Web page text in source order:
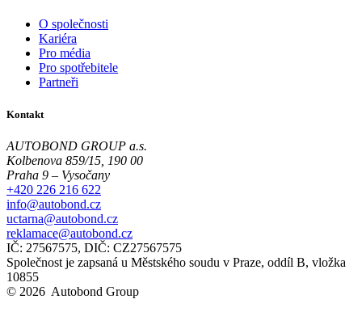
O společnosti
Kariéra
Pro média
Pro spotřebitele
Partneři
Kontakt
AUTOBOND GROUP a.s.
Kolbenova 859/15, 190 00
Praha 9 – Vysočany
+420 226 216 622
info@autobond.cz
uctarna@autobond.cz
reklamace@autobond.cz
IČ: 27567575, DIČ: CZ27567575
Společnost je zapsaná u Městského soudu v Praze, oddíl B, vložka
10855
© 2026 Autobond Group